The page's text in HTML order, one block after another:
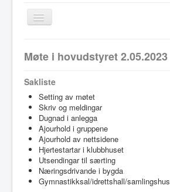
Toggle
Navigation
Fotball
Friidrett
Langrenn
Hovudstyret
Idrettslaget
Klubblokaler
Møte i hovudstyret 2.05.2023
Sakliste
Setting av møtet
Skriv og meldingar
Dugnad i anlegga
Ajourhold i gruppene
Ajourhold av nettsidene
Hjertestartar i klubbhuset
Utsendingar til særting
Næringsdrivande i bygda
Gymnastikksal/idrettshall/samlingshus